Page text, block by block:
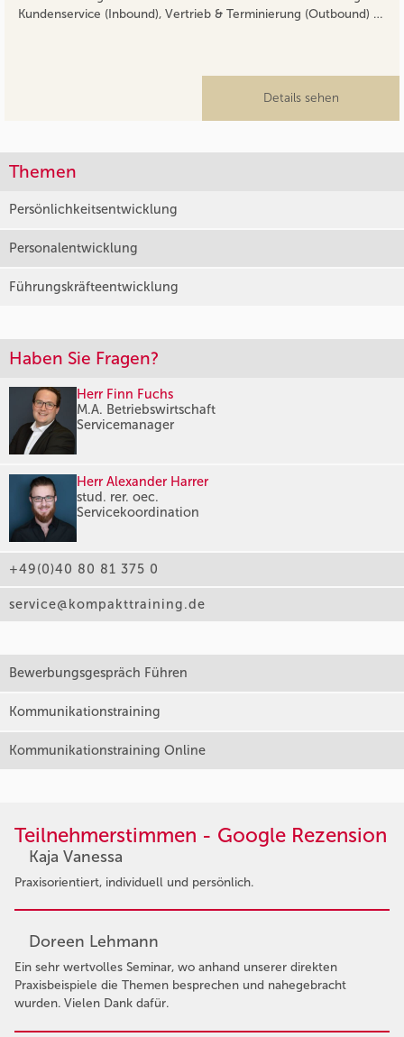
Kundenservice (Inbound), Vertrieb & Terminierung (Outbound) …
Details sehen
Themen
Persönlichkeitsentwicklung
Personalentwicklung
Führungskräfteentwicklung
Haben Sie Fragen?
Herr Finn Fuchs
M.A. Betriebswirtschaft
Servicemanager
Herr Alexander Harrer
stud. rer. oec.
Servicekoordination
+49(0)40 80 81 375 0
service@kompakttraining.de
Bewerbungsgespräch Führen
Kommunikationstraining
Kommunikationstraining Online
Teilnehmerstimmen - Google Rezension
Kaja Vanessa
Praxisorientiert, individuell und persönlich.
Doreen Lehmann
Ein sehr wertvolles Seminar, wo anhand unserer direkten
Praxisbeispiele die Themen besprechen und nahegebracht
wurden. Vielen Dank dafür.